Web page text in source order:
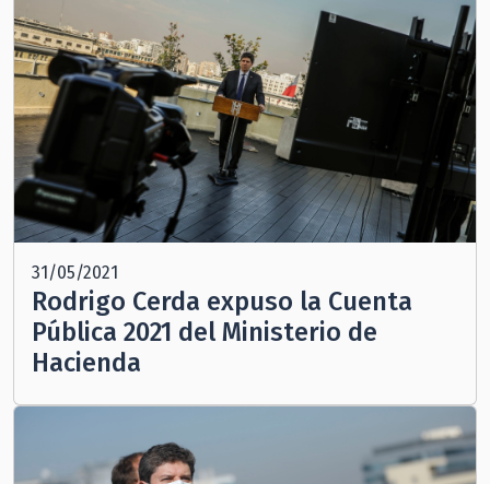
31/05/2021
Rodrigo Cerda expuso la Cuenta
Pública 2021 del Ministerio de
Hacienda